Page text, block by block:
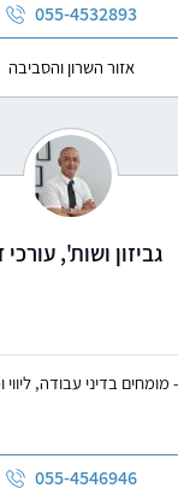
055-4532893
אזור השרון והסביבה
גביזון ושות', עורכי
מומחים בדיני עבודה,
055-4546946